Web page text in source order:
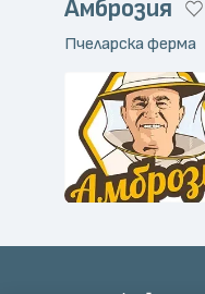
Амброзия
Пчеларска ферма